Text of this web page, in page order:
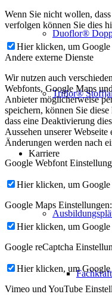
Duoflor®
Triflor®
Karriere
Wenn Sie nicht wollen,
verfolgen können Sie dies
Hier klicken, um
Andere externe Dienste
Wir nutzen auch
Webfonts, Google Maps
Anbieter möglicherweise
speichern, können Sie
dass eine Deaktivierung
Aussehen unserer
Änderungen werden nach
Google Webfont
Hier klicken, um Google
Google Maps Einstellungen:
Hier klicken, um
Google reCaptcha
Hier klicken, um Google
Vimeo und YouTube